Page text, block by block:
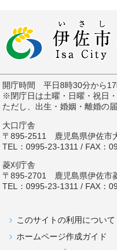
開庁時間 平日8時30分から
※閉庁日は土曜・日曜・祝日
ただし、出生・婚姻・離婚の
大口庁舎
〒895-2511 鹿児島県伊佐市
TEL：0995-23-1311 / FAX：
菱刈庁舎
〒895-2701 鹿児島県伊佐市
TEL：0995-23-1311 / FAX：
このサイトの利用について
ホームページ作成ガイド